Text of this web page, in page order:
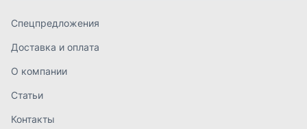
+7 (904) 945-52-55
г. Златоуст